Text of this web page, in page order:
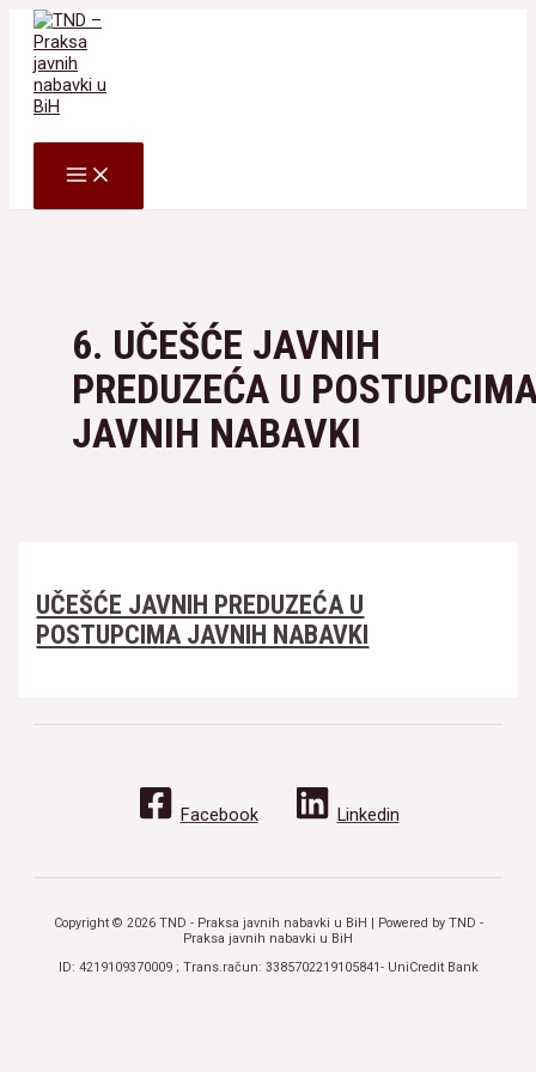
Skip
content
MAIN
MENU
6. UČEŠĆE JAVNIH
PREDUZEĆA U
JAVNIH NABAVKI
UČEŠĆE JAVNIH PREDUZEĆA U
POSTUPCIMA JAVNIH NABAVKI
Facebook Linkedin
Copyright © 2026 TND - Praksa javnih nabavki u BiH | Powered by TND -
Praksa javnih nabavki u BiH
ID: 4219109370009 ; Trans.račun: 3385702219105841- UniCredit Bank